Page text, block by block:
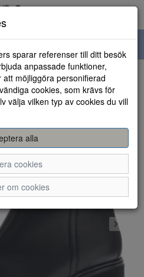
sparar referenser till ditt besök
anpassade funktioner,
möjliggöra personifierad
cookies, som krävs för
välja vilken typ av cookies du vill
alla
cookies
om cookies